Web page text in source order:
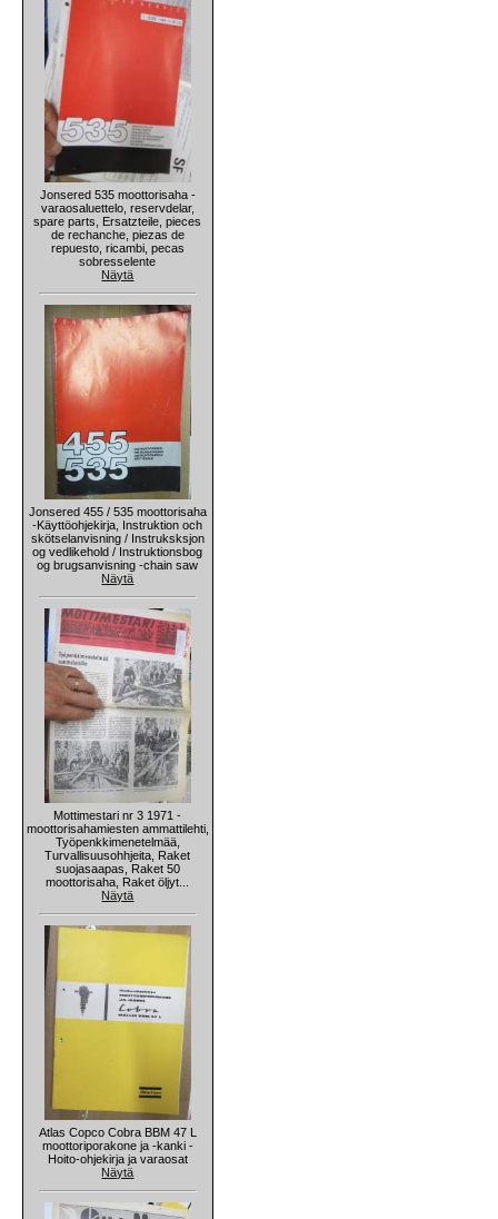
Jonsered 535 moottorisaha -
varaosaluettelo, reservdelar,
spare parts, Ersatzteile, pieces
de rechanche, piezas de
repuesto, ricambi, pecas
sobresselente
Näytä
Jonsered 455 / 535 moottorisaha
-Käyttöohjekirja, Instruktion och
skötselanvisning / Instruksksjon
og vedlikehold / Instruktionsbog
og brugsanvisning -chain saw
Näytä
Mottimestari nr 3 1971 -
moottorisahamiesten ammattilehti,
Työpenkkimenetelmää,
Turvallisuusohhjeita, Raket
suojasaapas, Raket 50
moottorisaha, Raket öljyt...
Näytä
Atlas Copco Cobra BBM 47 L
moottoriporakone ja -kanki -
Hoito-ohjekirja ja varaosat
Näytä